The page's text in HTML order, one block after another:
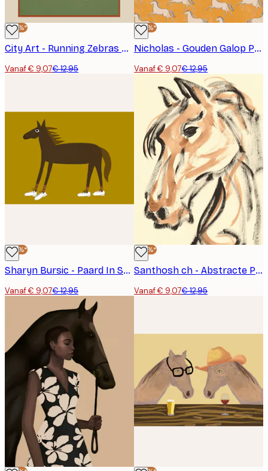
-30%*
City Art - Running Zebras Green Poster
Vanaf € 9,07€ 12,95
-30%*
Nicholas - Gouden Galop Paarden Poster
Vanaf € 9,07€ 12,95
-30%*
Sharyn Bursic - Paard In Sneakers Poster
Vanaf € 9,07€ 12,95
-30%*
Santhosh ch - Abstracte Paardenschets Poster
Vanaf € 9,07€ 12,95